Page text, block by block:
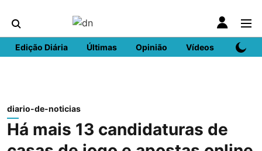
Edição Diária Últimas Opinião Vídeos DN
diario-de-noticias
Há mais 13 candidaturas de